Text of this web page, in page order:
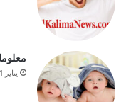
و
م
يناير 1, 2022